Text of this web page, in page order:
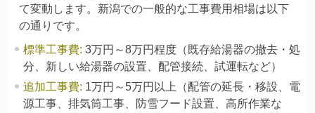
て変動します。新潟での一般的な工事費用相場は以下
の通りです。
標準工事費: 3万円～8万円程度（既存給湯器の撤去・処
分、新しい給湯器の設置、配管接続、試運転など）
追加工事費: 1万円～5万円以上（配管の延長・移設、電
源工事、排気筒工事、防雪フード設置、高所作業な